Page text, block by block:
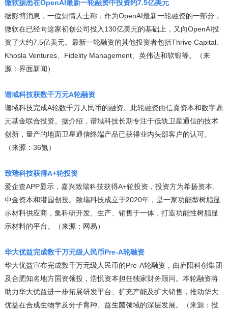
微软据悉在OpenAI最新一轮融资中投资约7.5亿美元
据彭博消息，一位知情人士称，作为OpenAI最新一轮融资的一部分，
微软在已经向这家初创公司投入130亿美元的基础上，又向OpenAI投
资了大约7.5亿美元。最新一轮融资的其他投资者包括Thrive Capital、
Khosla Ventures、Fidelity Management、英伟达和软银等。（来
源：界面新闻）
谱域科技获数千万元A轮融资
谱域科技完成A轮数千万人民币的融资。此轮融资由信熹资本和数宇鼎
元基金联合投资。据介绍，谱域科技长期专注于低轨卫星通信的技术
创新，量产的地面卫星通信终端产品已获得业内头部客户的认可。
（来源：36氪）
致瑞科技获得A+轮投资
爱企查APP显示，嘉兴致瑞科技获得A+轮投资，投资方为希扬资本、
中金资本和潜园创投。致瑞科技成立于2020年，是一家功能型树脂显
示材料供应商，集科研开发、生产、销售于一体，打造功能性树脂显
示材料的平台。（来源：网易）
华大优益完成数千万元级人民币Pre-A轮融资
华大优益宣布完成数千万元级人民币的Pre-A轮融资，由庐阳科创集团
及合肥知名地方国资领投，浩悦资本担任独家财务顾问。本轮融资将
助力华大优益进一步拓展研发平台、扩充产能及扩大销售，推动华大
优益在合成生物学及分子育种、益生菌领域的深层发展。（来源：投